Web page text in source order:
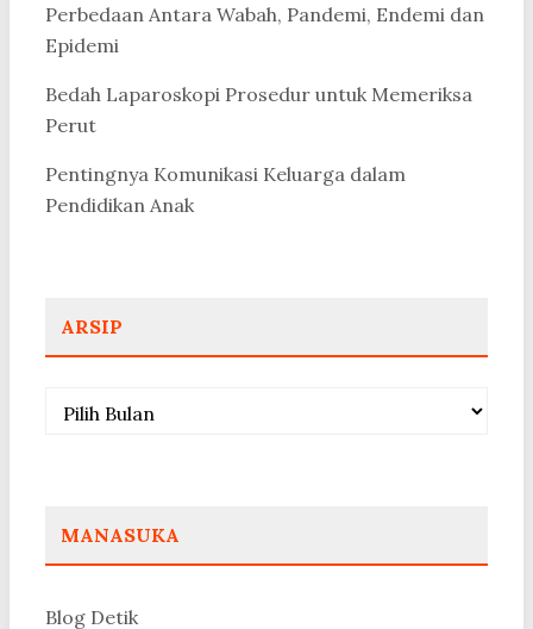
Perbedaan Antara Wabah, Pandemi, Endemi dan
Epidemi
Bedah Laparoskopi Prosedur untuk Memeriksa
Perut
Pentingnya Komunikasi Keluarga dalam
Pendidikan Anak
ARSIP
Arsip
MANASUKA
Blog Detik